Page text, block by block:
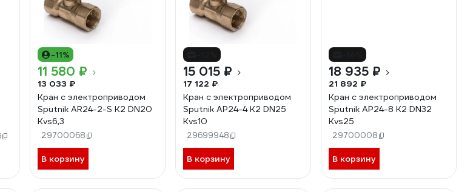
-11%
11 580 ₽
13 033 ₽
Кран с электроприводом
Sputnik AR24-2-S K2 DN20
Kvs6,3
29700068
В корзину
15 015 ₽
17 122 ₽
Кран с электроприводом
Sputnik AP24-4 K2 DN25
Kvs10
29699948
В корзину
18 935 ₽
21 892 ₽
Кран с электроприводом
Sputnik AP24-8 K2 DN32
Kvs25
29700008
В корзину